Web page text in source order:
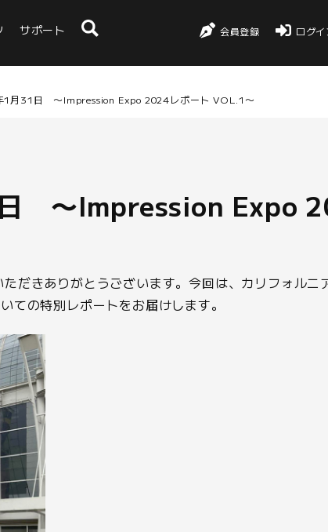
サポート 会員登録 ログイ
月31日 〜Impression Expo 2024レポート VOL.1〜
〜Impression Expo
だきありがとうございます。今回は、カリフォルニ
の特別レポートをお届けします。